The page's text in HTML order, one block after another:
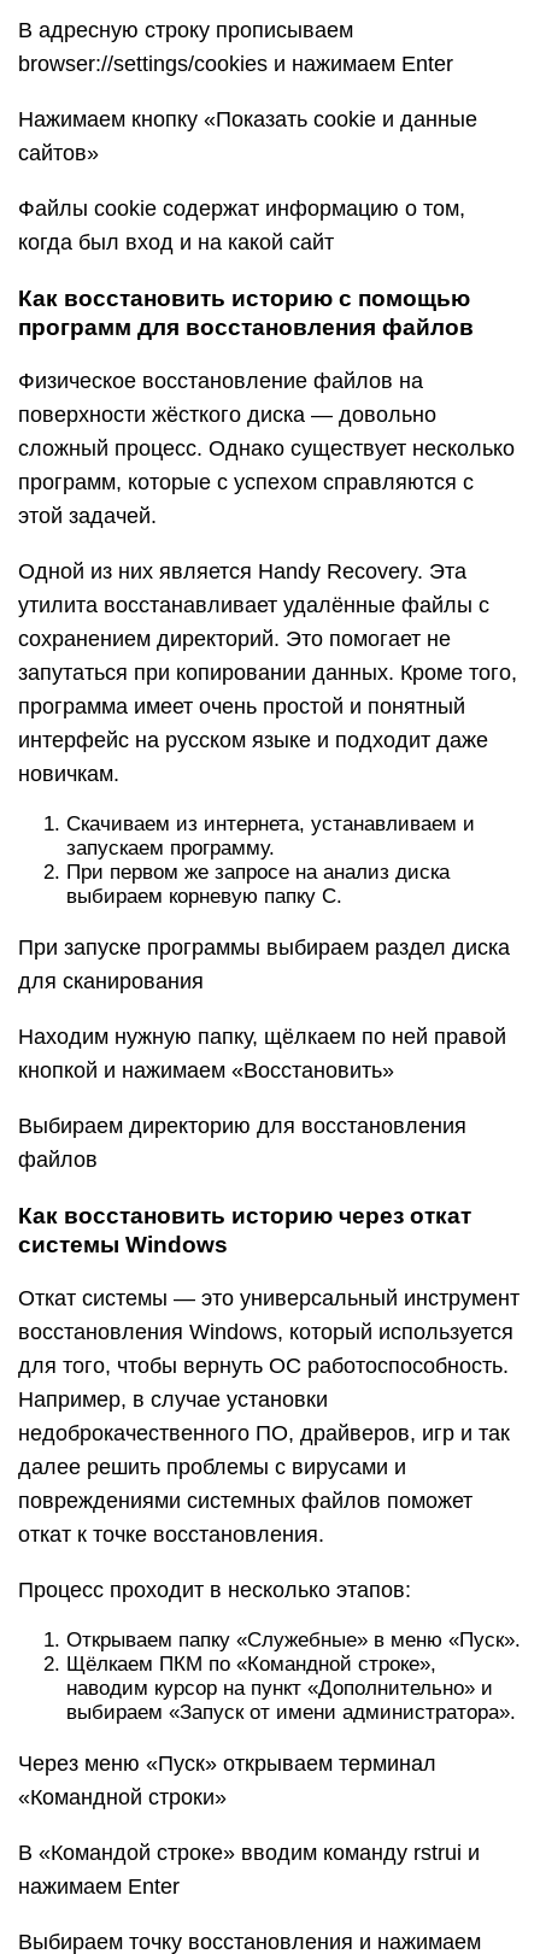
В адресную строку прописываем
browser://settings/cookies и нажимаем Enter
Нажимаем кнопку «Показать cookie и данные
сайтов»
Файлы cookie содержат информацию о том,
когда был вход и на какой сайт
Как восстановить историю с помощью
программ для восстановления файлов
Физическое восстановление файлов на
поверхности жёсткого диска — довольно
сложный процесс. Однако существует несколько
программ, которые с успехом справляются с
этой задачей.
Одной из них является Handy Recovery. Эта
утилита восстанавливает удалённые файлы с
сохранением директорий. Это помогает не
запутаться при копировании данных. Кроме того,
программа имеет очень простой и понятный
интерфейс на русском языке и подходит даже
новичкам.
Скачиваем из интернета, устанавливаем и
запускаем программу.
При первом же запросе на анализ диска
выбираем корневую папку C.
При запуске программы выбираем раздел диска
для сканирования
Находим нужную папку, щёлкаем по ней правой
кнопкой и нажимаем «Восстановить»
Выбираем директорию для восстановления
файлов
Как восстановить историю через откат
системы Windows
Откат системы — это универсальный инструмент
восстановления Windows, который используется
для того, чтобы вернуть ОС работоспособность.
Например, в случае установки
недоброкачественного ПО, драйверов, игр и так
далее решить проблемы с вирусами и
повреждениями системных файлов поможет
откат к точке восстановления.
Процесс проходит в несколько этапов:
Открываем папку «Служебные» в меню «Пуск».
Щёлкаем ПКМ по «Командной строке»,
наводим курсор на пункт «Дополнительно» и
выбираем «Запуск от имени администратора».
Через меню «Пуск» открываем терминал
«Командной строки»
В «Командой строке» вводим команду rstrui и
нажимаем Enter
Выбираем точку восстановления и нажимаем